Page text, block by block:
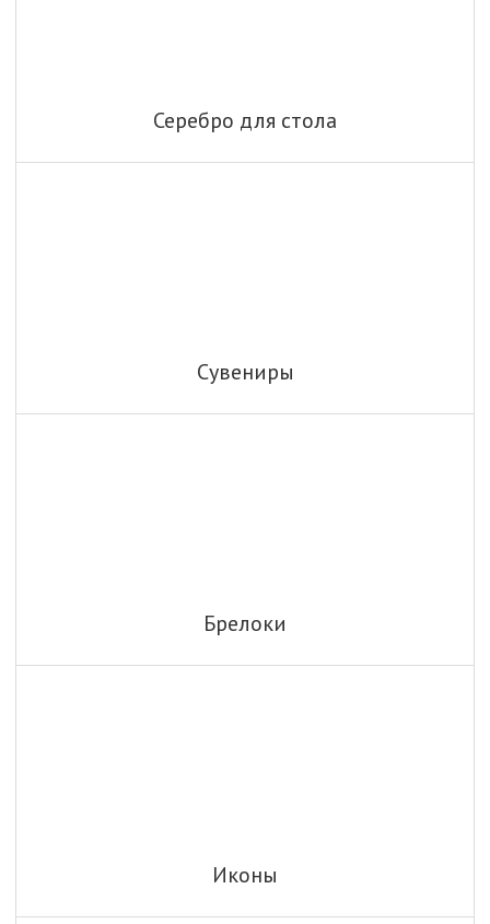
Серебро для стола
Сувениры
Брелоки
Иконы